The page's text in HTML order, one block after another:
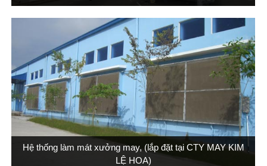
Hệ thống làm mát xưởng may, (lắp đặt tại CTY MAY KIM
LỆ HOA)